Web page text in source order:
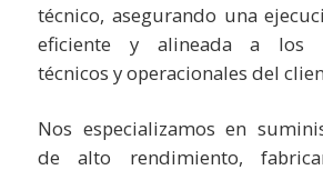
técnico, asegurando una
eficiente y alineada a los
técnicos y operacionales del
Nos especializamos en
de alto rendimiento,